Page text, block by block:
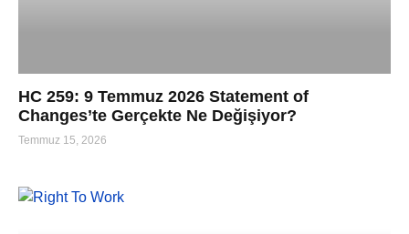
HC 259: 9 Temmuz 2026 Statement of
Changes’te Gerçekte Ne Değişiyor?
Temmuz 15, 2026